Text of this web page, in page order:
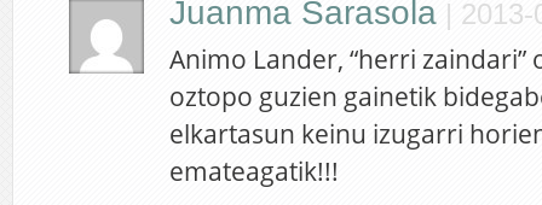
Juanma Sarasola | 2013-
Animo Lander, “herri zaindari”
oztopo guzien gainetik
elkartasun keinu izugarri
emateagatik!!!